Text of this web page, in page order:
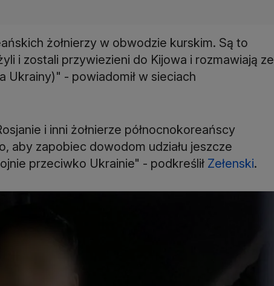
żołnierzy w obwodzie kurskim. Są to
i zostali przywiezieni do Kijowa i rozmawiają ze
Ukrainy)" - powiadomił w sieciach
i inni żołnierze północnokoreańscy
aby zapobiec dowodom udziału jeszcze
przeciwko Ukrainie" - podkreślił Zełenski.